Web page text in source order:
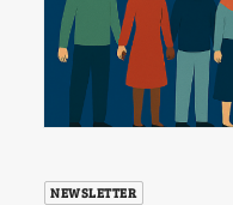
NEWSLETTER